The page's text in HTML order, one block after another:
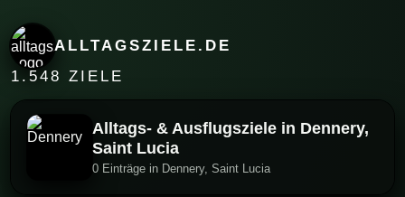
ALLTAGSZIELE.DE
1.548 ZIELE
Alltags- & Ausflugsziele in Dennery,
Saint Lucia
0 Einträge in Dennery, Saint Lucia